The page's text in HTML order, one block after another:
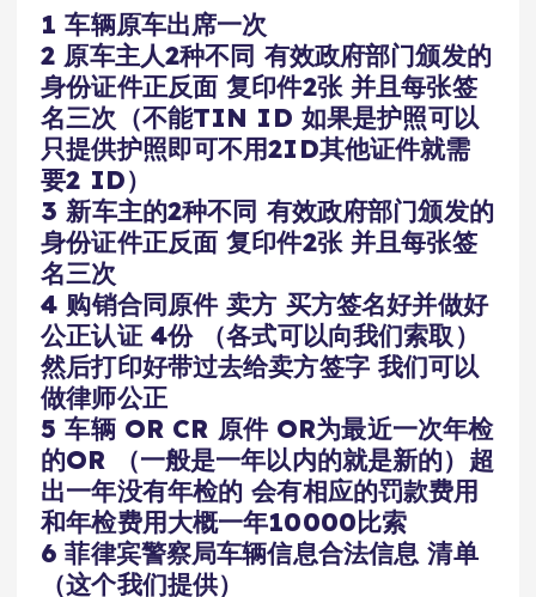
1 车辆原车出席一次
2 原车主人2种不同 有效政府部门颁发的
身份证件正反面 复印件2张 并且每张签
名三次（不能TIN ID 如果是护照可以
只提供护照即可不用2ID其他证件就需
要2 ID）
3 新车主的2种不同 有效政府部门颁发的
身份证件正反面 复印件2张 并且每张签
名三次
4 购销合同原件 卖方 买方签名好并做好
公正认证 4份 （各式可以向我们索取）
然后打印好带过去给卖方签字 我们可以
做律师公正
5 车辆 OR CR 原件 OR为最近一次年检
的OR （一般是一年以内的就是新的）超
出一年没有年检的 会有相应的罚款费用
和年检费用大概一年10000比索
6 菲律宾警察局车辆信息合法信息 清单
（这个我们提供）